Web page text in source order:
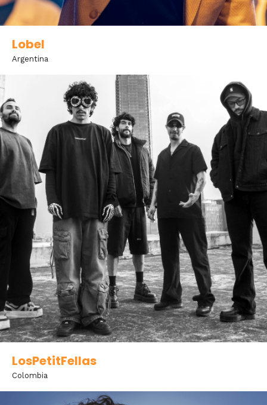
Lobel
Argentina
LosPetitFellas
Colombia